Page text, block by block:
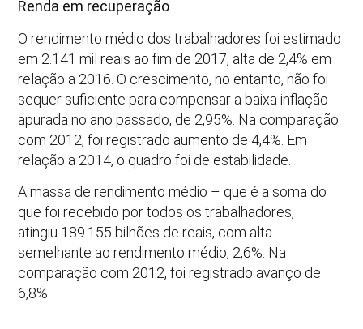
Renda em recuperação
O rendimento médio dos trabalhadores foi estimado
em 2.141 mil reais ao fim de 2017, alta de 2,4% em
relação a 2016. O crescimento, no entanto, não foi
sequer suficiente para compensar a baixa inflação
apurada no ano passado, de 2,95%. Na comparação
com 2012, foi registrado aumento de 4,4%. Em
relação a 2014, o quadro foi de estabilidade.
A massa de rendimento médio – que é a soma do
que foi recebido por todos os trabalhadores,
atingiu 189.155 bilhões de reais, com alta
semelhante ao rendimento médio, 2,6%. Na
comparação com 2012, foi registrado avanço de
6,8%.